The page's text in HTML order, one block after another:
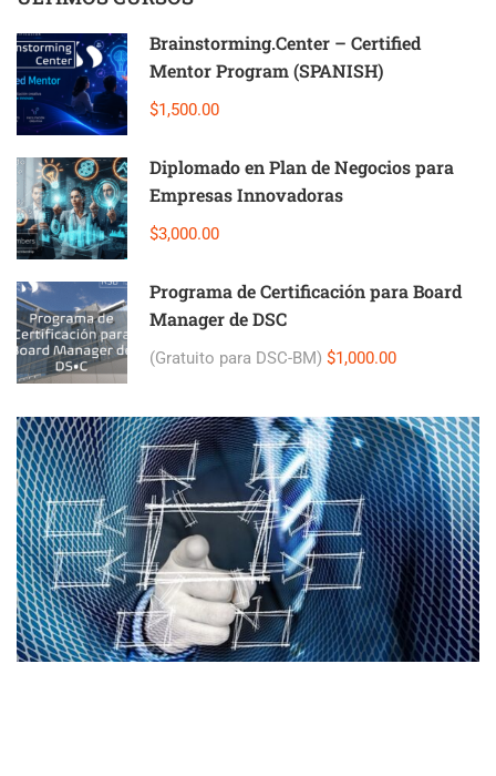
Brainstorming.Center – Certified
Mentor Program (SPANISH)
$1,500.00
Diplomado en Plan de Negocios para
Empresas Innovadoras
$3,000.00
Programa de Certificación para Board
Manager de DSC
(Gratuito para DSC-BM) $1,000.00